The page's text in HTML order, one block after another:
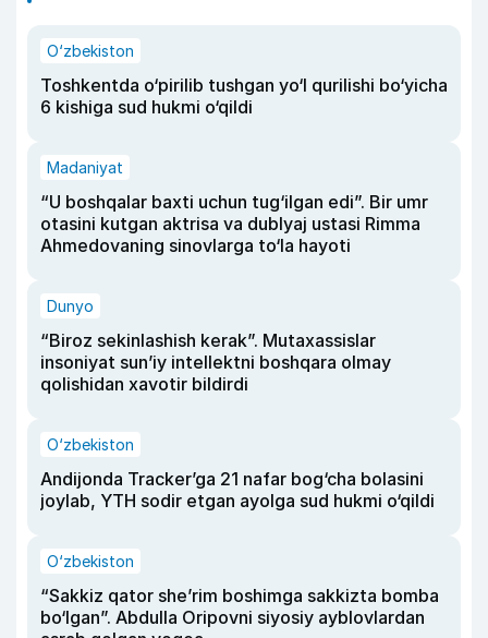
O‘zbekiston
Toshkentda o‘pirilib tushgan yo‘l qurilishi bo‘yicha
6 kishiga sud hukmi o‘qildi
Madaniyat
“U boshqalar baxti uchun tug‘ilgan edi”. Bir umr
otasini kutgan aktrisa va dublyaj ustasi Rimma
Ahmedovaning sinovlarga to‘la hayoti
Dunyo
“Biroz sekinlashish kerak”. Mutaxassislar
insoniyat sun’iy intellektni boshqara olmay
qolishidan xavotir bildirdi
O‘zbekiston
Andijonda Tracker’ga 21 nafar bog‘cha bolasini
joylab, YTH sodir etgan ayolga sud hukmi o‘qildi
O‘zbekiston
“Sakkiz qator she’rim boshimga sakkizta bomba
bo‘lgan”. Abdulla Oripovni siyosiy ayblovlardan